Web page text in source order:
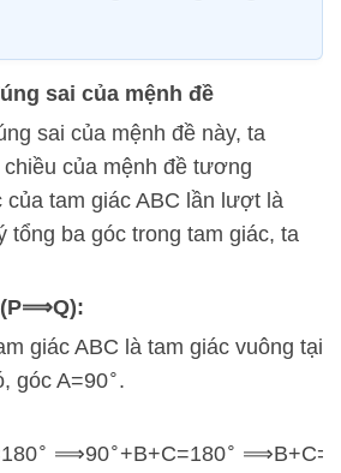
sai của mệnh đề
sai của mệnh đề này, ta
của mệnh đề tương
tam giác ABC lần lượt là
tổng ba góc trong tam giác, ta
P⟹Q):
giác ABC là tam giác vuông tại
góc A=90∘ .
180∘ ⟹90∘+B+C=180∘ ⟹B+C=